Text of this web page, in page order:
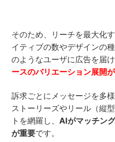
そのため、リーチを最大化
イティブの数やデザインの
のようなユーザに広告を届
ースのバリエーション展開
訴求ごとにメッセージを多
ストーリーズやリール（縦
トを網羅し、 AIがマッチン
が重要です。